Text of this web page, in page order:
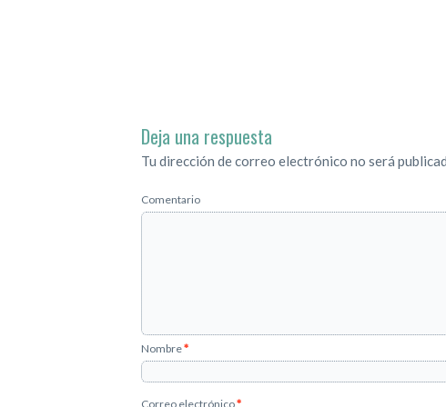
Deja una respuesta
Tu dirección de correo electrónico no será
Comentario
Nombre*
Correo electrónico*